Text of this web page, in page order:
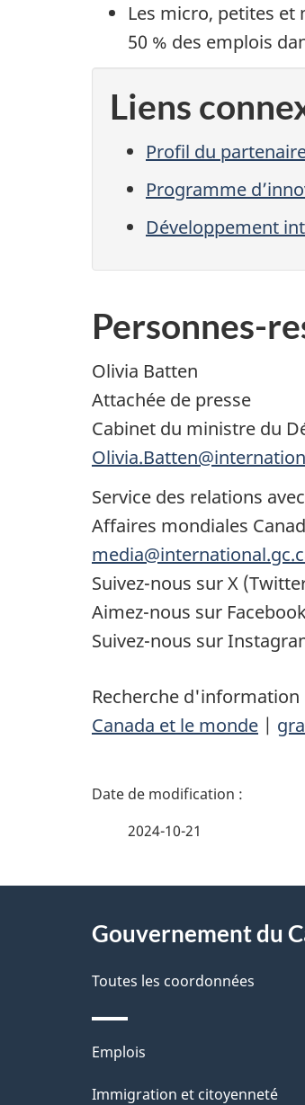
Les micro, petites et
50 % des emplois
Liens
Profil du
Programme
Développement
Personnes-
Olivia Batten
Attachée de presse
Cabinet du ministre du
Service des relations
Affaires mondiales
Suivez-nous sur X
Aimez-nous sur
Suivez-nous sur
Recherche
Canada et le monde |
D
a
l
s
d
2024-10-21
proposGouvernement du
Toutes les coordonnées
Thèmes
et
Emplois
Immigration et citoyenneté